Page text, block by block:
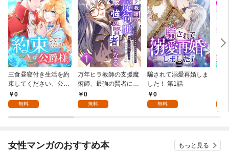
三食昼寝付き生活を約
束してください、公爵
様 1話
0
無料
万年ヒラ教師の支援魔
術師、最強の賢者にな
る～不人気の支援魔術
師は給料泥棒だと魔術
らない件～ 第1話
0
無料
騙されて溺愛再婚しま
した！ 第1話
0
無料
女性マンガのおすすめ本 もっと見る